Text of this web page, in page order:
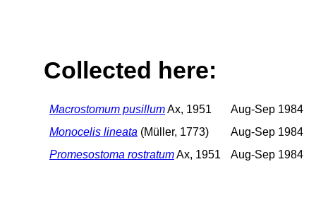
Collected here:
Macrostomum pusillumAx, 1951
Aug-Sep 1984
Monocelis lineata (Müller, 1773)
Aug-Sep 1984
Promesostoma rostratumAx, 1951 Aug-Sep 1984